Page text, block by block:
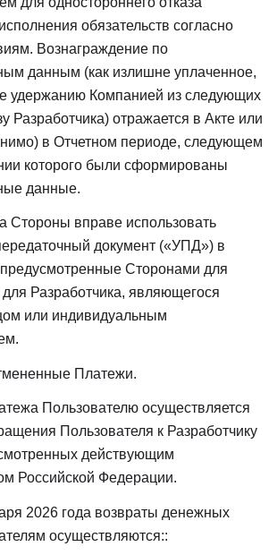
обязательств согласно
Вознаграждение по
данным (как излишне уплаченное,
удержанию Компанией из следующих
Разработчика) отражается в Акте или
в Отчетном периоде, следующем
которого были сформированы
данные.
Стороны вправе использовать
документ («УПД») в
предусмотренные Сторонами для
Разработчика, являющегося
или индивидуальным
Платежи.
Пользователю осуществляется
Пользователя к Разработчику
действующим
Российской Федерации.
2026 года возвраты денежных
осуществляются::